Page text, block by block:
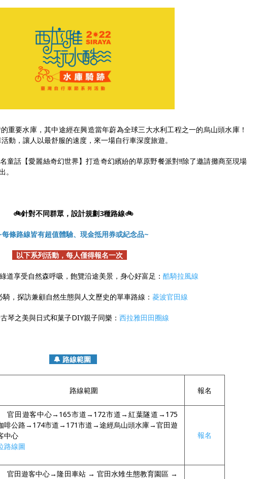
重要水庫，其中途經在興造當年蔚為全球三大水利工程之一的烏山頭水庫！
動，讓人以最舒服的速度，來一場自行車深度旅遊。
童話【愛麗絲奇幻世界】打造奇幻繽紛的草原野餐派對!!除了邀請攤商至現場
。
🚲針對不同群眾，設計規劃3種路線🚲
每條路線皆有超值體驗、現金抵用券或紀念品~
以下系列活動，每人僅得報名一次
道享受自然森呼吸，飽覽沿途美景，身心好富足： 酷騎拉風線
騎，探訪兼顧自然生態與人文歷史的單車路線： 菱波官田線
琴之美與日式和菓子DIY親子同樂： 西拉雅田田圈線
🔔 路線範圍
路線範圍 報名
官田遊客中心→165市道→172市道→紅葉隧道→175
啡公路→174市道→171市道→途經烏山頭水庫→官田遊
中心
路線圖
報名
官田遊客中心→隆田車站 → 官田水雉生態教育園區 →